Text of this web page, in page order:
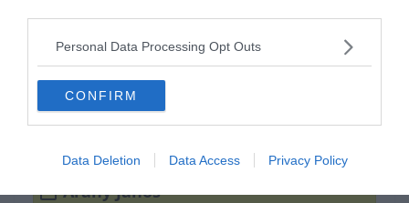
Personal Data Processing Opt Outs
CONFIRM
Data Deletion Data Access Privacy Policy
Ki a szerző?
Jókai Mór
Arany János